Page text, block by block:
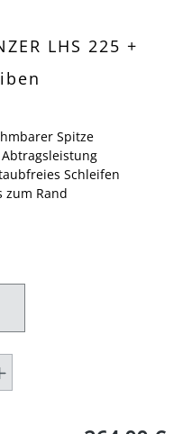
LHS 225 +
Spitze
Schleifen
zum Rand